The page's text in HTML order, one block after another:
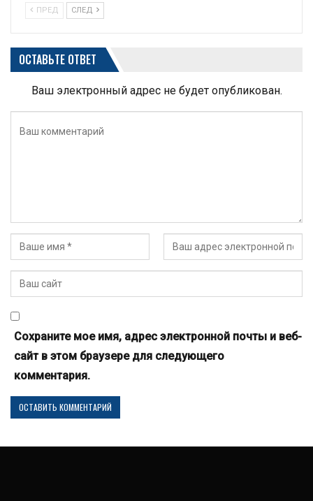
ПРЕД СЛЕД
ОСТАВЬТЕ ОТВЕТ
Ваш электронный адрес не будет опубликован.
Сохраните мое имя, адрес электронной почты и веб-
сайт в этом браузере для следующего
комментария.